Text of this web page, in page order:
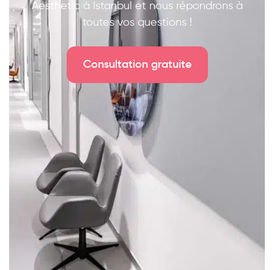
Aesthetic à Istanbul et nous répondrons à
toutes vos questions !
Consultation gratuite